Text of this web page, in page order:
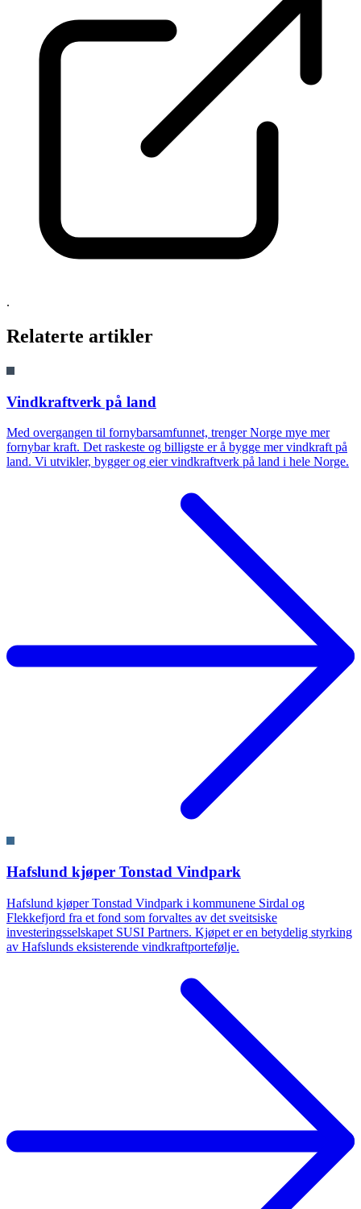
.
Relaterte artikler
Vindkraftverk på land
Med overgangen til fornybarsamfunnet, trenger Norge mye mer
fornybar kraft. Det raskeste og billigste er å bygge mer vindkraft på
land. Vi utvikler, bygger og eier vindkraftverk på land i hele Norge.
Hafslund kjøper Tonstad Vindpark
Hafslund kjøper Tonstad Vindpark i kommunene Sirdal og
Flekkefjord fra et fond som forvaltes av det sveitsiske
investeringsselskapet SUSI Partners. Kjøpet er en betydelig styrking
av Hafslunds eksisterende vindkraftportefølje.